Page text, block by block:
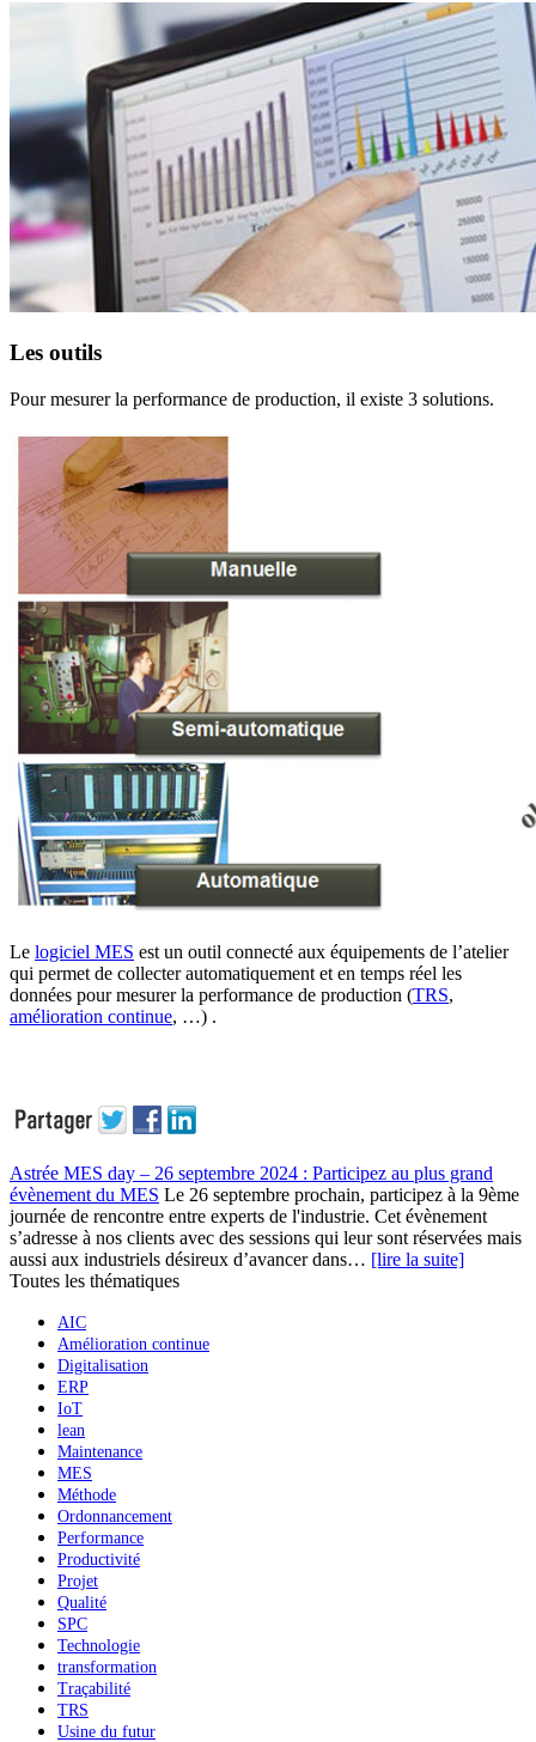
Les outils
Pour mesurer la performance de production, il existe 3 solutions.
Le logiciel MES est un outil connecté aux équipements de l’atelier
qui permet de collecter automatiquement et en temps réel les
données pour mesurer la performance de production (TRS,
amélioration continue, …) .
Astrée MES day – 26 septembre 2024 : Participez au plus grand
évènement du MES Le 26 septembre prochain, participez à la 9ème
journée de rencontre entre experts de l'industrie. Cet évènement
s’adresse à nos clients avec des sessions qui leur sont réservées mais
aussi aux industriels désireux d’avancer dans… [lire la suite]
Toutes les thématiques
AIC
Amélioration continue
Digitalisation
ERP
IoT
lean
Maintenance
MES
Méthode
Ordonnancement
Performance
Productivité
Projet
Qualité
SPC
Technologie
transformation
Traçabilité
TRS
Usine du futur